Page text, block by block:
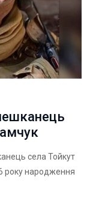
села Тойкут
року народження